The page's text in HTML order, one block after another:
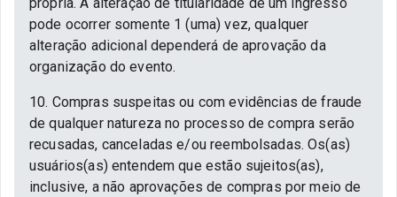
pode ocorrer somente 1 (uma) vez, qualquer
alteração adicional dependerá de aprovação da
organização do evento.
10. Compras suspeitas ou com evidências de fraude
de qualquer natureza no processo de compra serão
recusadas, canceladas e/ou reembolsadas. Os(as)
usuários(as) entendem que estão sujeitos(as),
inclusive, a não aprovações de compras por meio de